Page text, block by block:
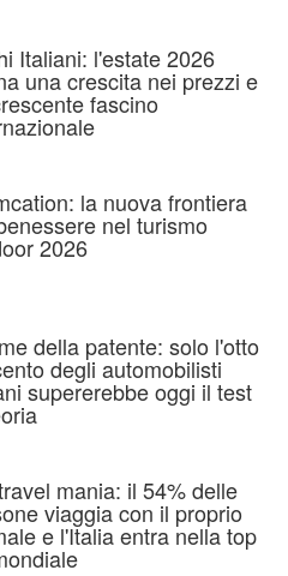
Italiani: l'estate 2026
una crescita nei prezzi e
fascino
la nuova frontiera
nel turismo
2026
della patente: solo l'otto
degli automobilisti
supererebbe oggi il test
mania: il 54% delle
viaggia con il proprio
e l'Italia entra nella top